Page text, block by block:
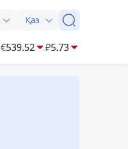
Қаз
€539.52 ₽5.73